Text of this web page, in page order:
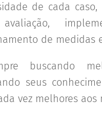
de cada caso,
de medidas
buscando
seus
vez melhores aos